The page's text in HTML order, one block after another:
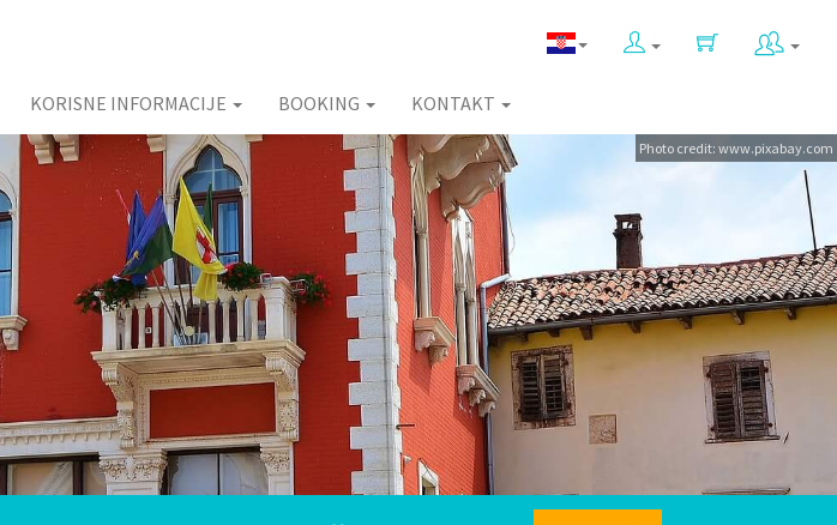
KORISNE INFORMACIJE BOOKING KONTAKT
Photo credit: www.pixabay.com